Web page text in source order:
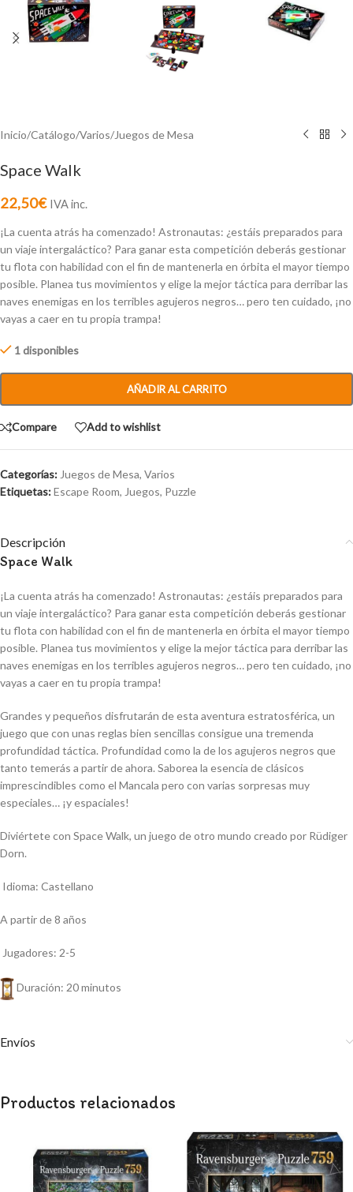
Inicio/Catálogo/Varios/Juegos de Mesa
Space Walk
22,50€ IVA inc.
¡La cuenta atrás ha comenzado! Astronautas: ¿estáis preparados para
un viaje intergaláctico? Para ganar esta competición deberás gestionar
tu flota con habilidad con el fin de mantenerla en órbita el mayor tiempo
posible. Planea tus movimientos y elige la mejor táctica para derribar las
naves enemigas en los terribles agujeros negros… pero ten cuidado, ¡no
vayas a caer en tu propia trampa!
1 disponibles
AÑADIR AL CARRITO
Compare Add to wishlist
Categorías: Juegos de Mesa, Varios
Etiquetas:Escape Room, Juegos, Puzzle
Descripción
Space Walk
¡La cuenta atrás ha comenzado! Astronautas: ¿estáis preparados para
un viaje intergaláctico? Para ganar esta competición deberás gestionar
tu flota con habilidad con el fin de mantenerla en órbita el mayor tiempo
posible. Planea tus movimientos y elige la mejor táctica para derribar las
naves enemigas en los terribles agujeros negros… pero ten cuidado, ¡no
vayas a caer en tu propia trampa!
Grandes y pequeños disfrutarán de esta aventura estratosférica, un
juego que con unas reglas bien sencillas consigue una tremenda
profundidad táctica. Profundidad como la de los agujeros negros que
tanto temerás a partir de ahora. Saborea la esencia de clásicos
imprescindibles como el Mancala pero con varias sorpresas muy
especiales… ¡y espaciales!
Diviértete con Space Walk, un juego de otro mundo creado por Rüdiger
Dorn.
Idioma: Castellano
A partir de 8 años
Jugadores: 2-5
Duración: 20 minutos
Envíos
Productos relacionados